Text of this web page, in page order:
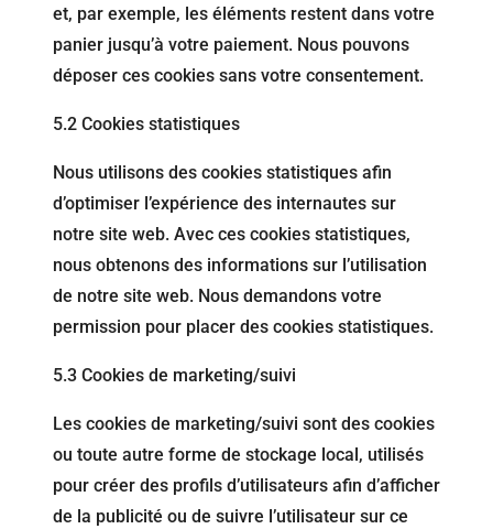
et, par exemple, les éléments restent dans votre
panier jusqu’à votre paiement. Nous pouvons
déposer ces cookies sans votre consentement.
5.2 Cookies statistiques
Nous utilisons des cookies statistiques afin
d’optimiser l’expérience des internautes sur
notre site web. Avec ces cookies statistiques,
nous obtenons des informations sur l’utilisation
de notre site web. Nous demandons votre
permission pour placer des cookies statistiques.
5.3 Cookies de marketing/suivi
Les cookies de marketing/suivi sont des cookies
ou toute autre forme de stockage local, utilisés
pour créer des profils d’utilisateurs afin d’afficher
de la publicité ou de suivre l’utilisateur sur ce